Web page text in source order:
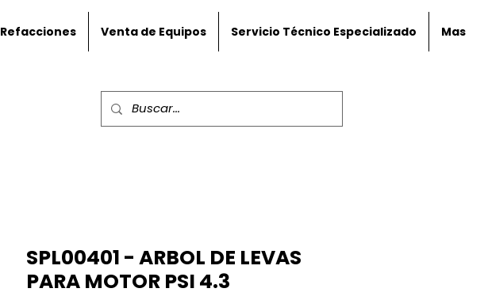
Refacciones Venta de Equipos Servicio Técnico Especializado Mas
SPL00401 - ARBOL DE LEVAS
PARA MOTOR PSI 4.3